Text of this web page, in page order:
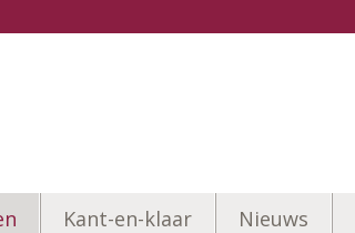
Kant-en-klaar Nieuws